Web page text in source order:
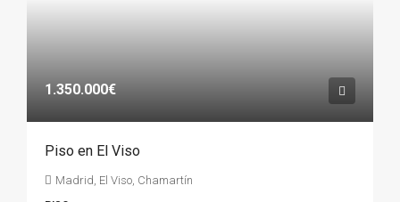
1.350.000€
Piso en El Viso
Madrid, El Viso, Chamartín